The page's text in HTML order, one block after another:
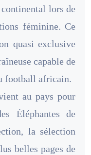
lors de
féminine. Ce
quasi exclusive
capable de
football africain.
au pays pour
Éléphantes de
la sélection
belles pages de